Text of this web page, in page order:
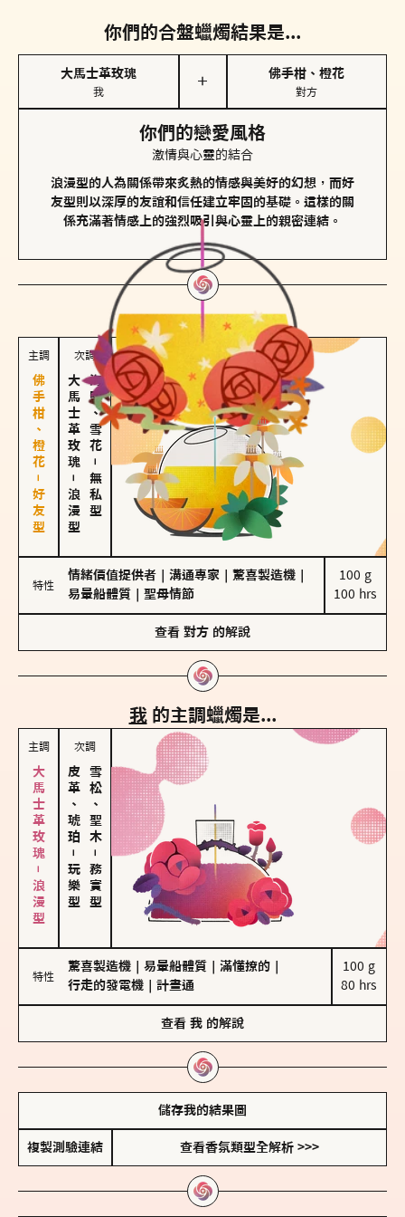
你們的合盤蠟燭結果是...
大馬士革玫瑰
我
＋
佛手柑、橙花
對方
你們的戀愛風格
激情與心靈的結合
浪漫型的人為關係帶來炙熱的情感與美好的幻想，而好
友型則以深厚的友誼和信任建立牢固的基礎。這樣的關
係充滿著情感上的強烈吸引與心靈上的親密連結。
對方的主調蠟燭是...
主調
佛手柑、橙花－好友型
次調
大馬士革玫瑰
－
浪漫型
海鹽、雪花
－
無私型
特性
情緒價值提供者 溝通專家 驚喜製造機
易暈船體質
聖母情節
100 g
100 hrs
查看 對方 的解說
我 的主調蠟燭是...
主調
大馬士革玫瑰－浪漫型
次調
皮革、琥珀
－
玩樂型
雪松、聖木
－
務實型
特性
驚喜製造機 易暈船體質 滿懂撩的
行走的發電機
計畫通
100 g
80 hrs
查看 我 的解說
儲存我的結果圖
複製測驗連結 查看香氛類型全解析 >>>